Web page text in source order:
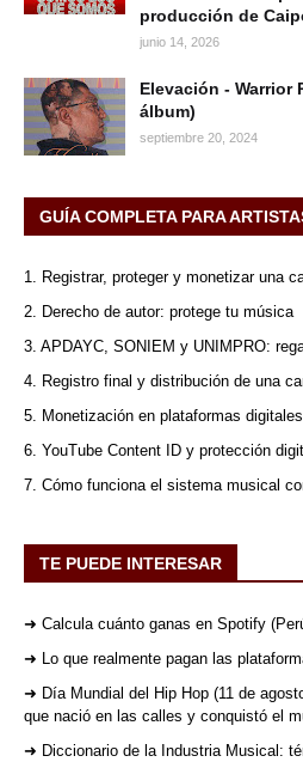
producción de
junio 14, 2026
Elevación - Warrior
álbum)
septiembre 20, 2024
GUÍA COMPLETA PARA
1. Registrar, proteger y monetizar una
2. Derecho de autor: protege tu música
3. APDAYC, SONIEM y UNIMPRO:
4. Registro final y distribución de una
5. Monetización en plataformas digitales
6. YouTube Content ID y protección
7. Cómo funciona el sistema musical
TE PUEDE INTERESAR
➜ Calcula cuánto ganas en Spotify
➜ Lo que realmente pagan las
➜ Día Mundial del Hip Hop (11 de
que nació en las calles y conquistó el
➜ Diccionario de la Industria Musical: